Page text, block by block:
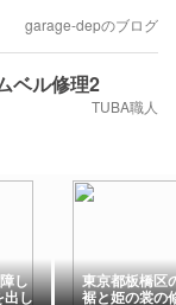
garage-depのブログ
ベル修理2
TUBA職人
し
出し
東京都板橋区
裾と姫の裳の